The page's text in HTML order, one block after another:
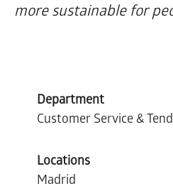
more sustainable for
Department
Customer Service &
Locations
Madrid